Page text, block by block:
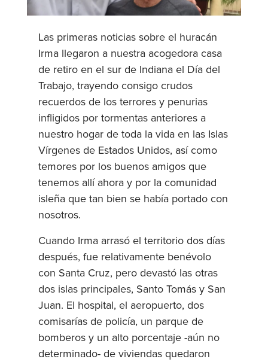
Las primeras noticias sobre el huracán
Irma llegaron a nuestra acogedora casa
de retiro en el sur de Indiana el Día del
Trabajo, trayendo consigo crudos
recuerdos de los terrores y penurias
infligidos por tormentas anteriores a
nuestro hogar de toda la vida en las Islas
Vírgenes de Estados Unidos, así como
temores por los buenos amigos que
tenemos allí ahora y por la comunidad
isleña que tan bien se había portado con
nosotros.
Cuando Irma arrasó el territorio dos días
después, fue relativamente benévolo
con Santa Cruz, pero devastó las otras
dos islas principales, Santo Tomás y San
Juan. El hospital, el aeropuerto, dos
comisarías de policía, un parque de
bomberos y un alto porcentaje -aún no
determinado- de viviendas quedaron